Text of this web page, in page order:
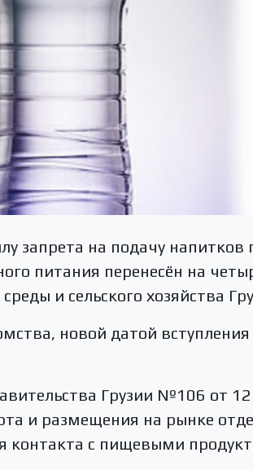
запрета на подачу
питания перенесён на
и сельского хозяйства
новой датой вступления
Грузии №106 от
и размещения на рынке
контакта с пищевыми